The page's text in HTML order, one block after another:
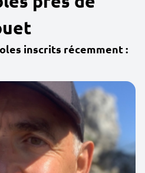
inscrits récemment :